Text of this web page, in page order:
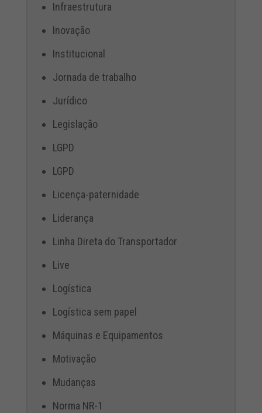
Infraestrutura
Inovação
Institucional
Jornada de trabalho
Jurídico
Legislação
LGPD
LGPD
Licença-paternidade
Liderança
Linha Direta do Transportador
Live
Logística
Logística sem papel
Máquinas e Equipamentos
Motivação
Mudanças
Norma NR-1